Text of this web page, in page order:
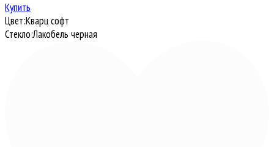
Купить
Цвет:Кварц софт
Стекло:Лакобель черная